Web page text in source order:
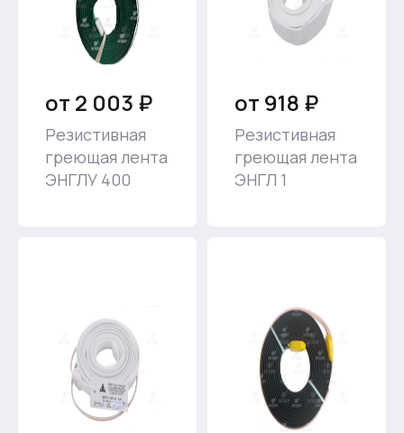
от 2 003 ₽
Резистивная
греющая лента
ЭНГЛУ 400
от 918 ₽
Резистивная
греющая лента
ЭНГЛ 1